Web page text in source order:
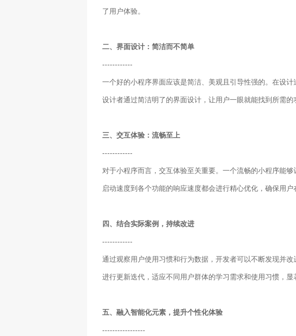
了用户体验。
二、界面设计：简洁而不简单
------------
一个好的小程序界面应该是简洁、美观且引导性强的。在设
设计者通过简洁明了的界面设计，让用户一眼就能找到所需的
三、交互体验：流畅至上
------------
对于小程序而言，交互体验至关重要。一个流畅的小程序能
启动速度到各个功能的响应速度都会进行精心优化，确保用户
四、结合实际案例，持续改进
------------
通过观察用户使用习惯和行为数据，开发者可以不断发现并
进行更新迭代，适应不同用户群体的学习需求和使用习惯，显
五、融入智能化元素，提升个性化体验
-----------------